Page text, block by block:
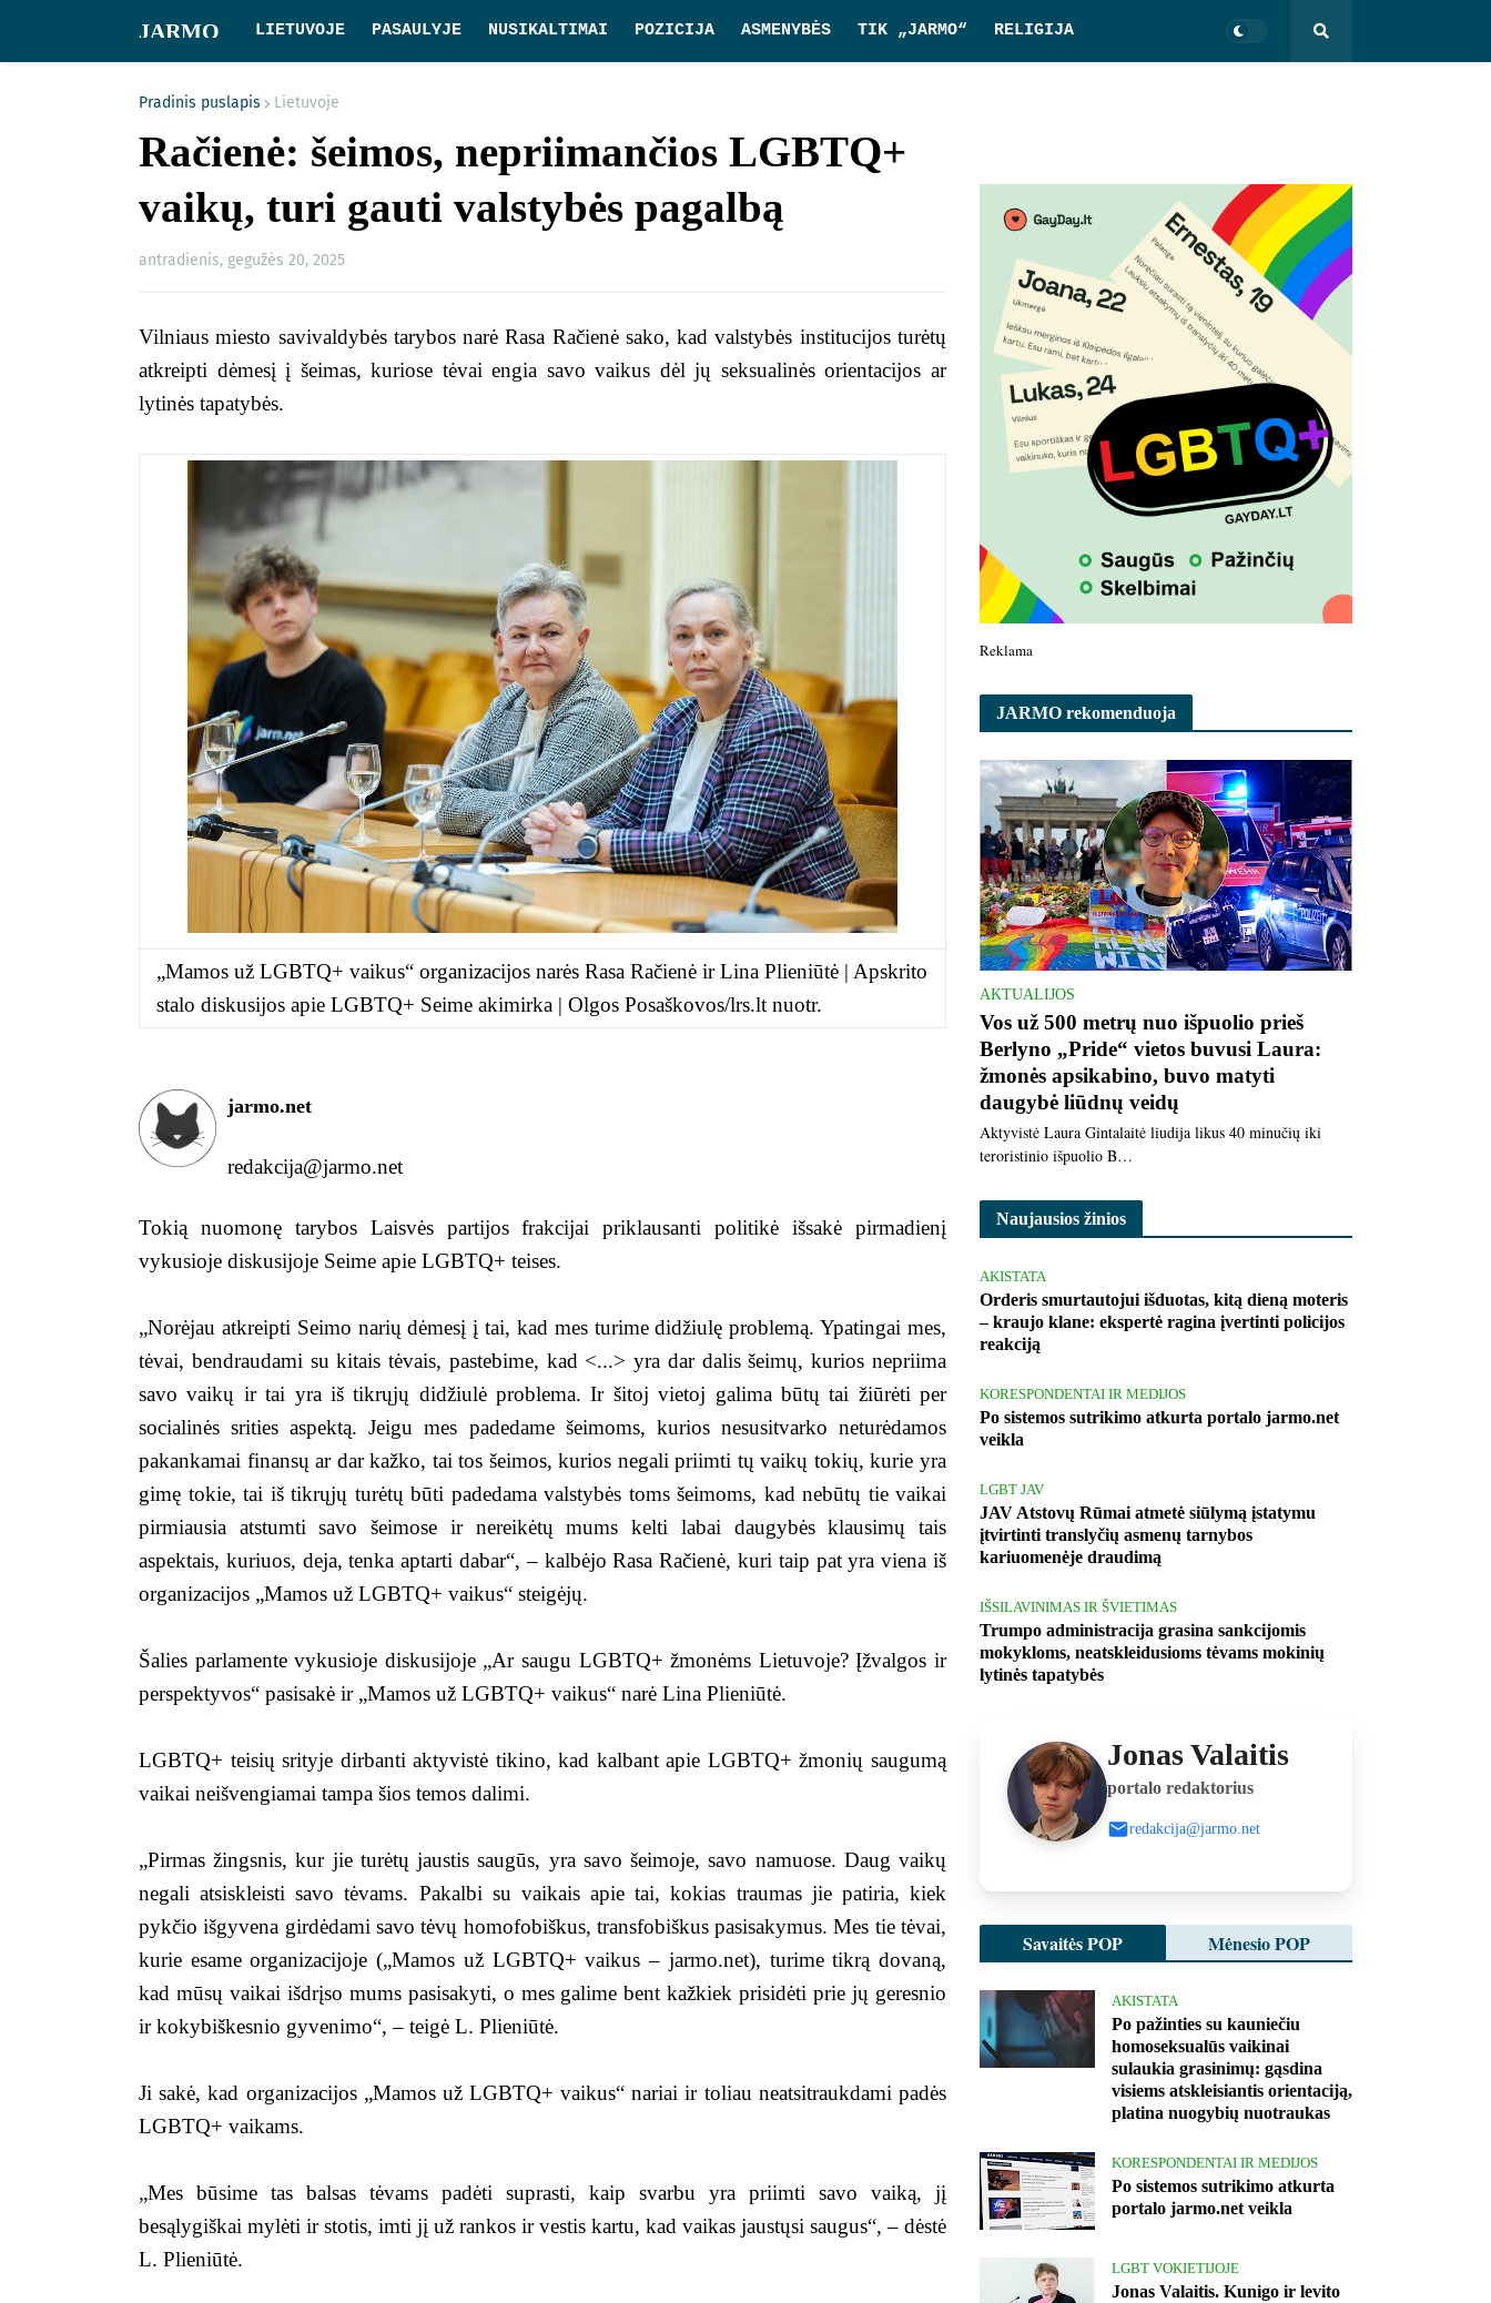
JARMO LIETUVOJE PASAULYJE NUSIKALTIMAI POZICIJA ASMENYBĖS TIK „JARMO“ RELIGIJA
Pradinis puslapis Lietuvoje
Račienė: šeimos, nepriimančios LGBTQ+
vaikų, turi gauti valstybės pagalbą
antradienis, gegužės 20, 2025
Vilniaus miesto savivaldybės tarybos narė Rasa Račienė sako, kad valstybės institucijos turėtų
atkreipti dėmesį į šeimas, kuriose tėvai engia savo vaikus dėl jų seksualinės orientacijos ar
lytinės tapatybės.
„Mamos už LGBTQ+ vaikus“ organizacijos narės Rasa Račienė ir Lina Plieniūtė | Apskrito
stalo diskusijos apie LGBTQ+ Seime akimirka | Olgos Posaškovos/lrs.lt nuotr.
jarmo.net
redakcija@jarmo.net
Tokią nuomonę tarybos Laisvės partijos frakcijai priklausanti politikė išsakė pirmadienį
vykusioje diskusijoje Seime apie LGBTQ+ teises.
„Norėjau atkreipti Seimo narių dėmesį į tai, kad mes turime didžiulę problemą. Ypatingai mes,
tėvai, bendraudami su kitais tėvais, pastebime, kad <...> yra dar dalis šeimų, kurios nepriima
savo vaikų ir tai yra iš tikrųjų didžiulė problema. Ir šitoj vietoj galima būtų tai žiūrėti per
socialinės srities aspektą. Jeigu mes padedame šeimoms, kurios nesusitvarko neturėdamos
pakankamai finansų ar dar kažko, tai tos šeimos, kurios negali priimti tų vaikų tokių, kurie yra
gimę tokie, tai iš tikrųjų turėtų būti padedama valstybės toms šeimoms, kad nebūtų tie vaikai
pirmiausia atstumti savo šeimose ir nereikėtų mums kelti labai daugybės klausimų tais
aspektais, kuriuos, deja, tenka aptarti dabar“, – kalbėjo Rasa Račienė, kuri taip pat yra viena iš
organizacijos „Mamos už LGBTQ+ vaikus“ steigėjų.
Šalies parlamente vykusioje diskusijoje „Ar saugu LGBTQ+ žmonėms Lietuvoje? Įžvalgos ir
perspektyvos“ pasisakė ir „Mamos už LGBTQ+ vaikus“ narė Lina Plieniūtė.
LGBTQ+ teisių srityje dirbanti aktyvistė tikino, kad kalbant apie LGBTQ+ žmonių saugumą
vaikai neišvengiamai tampa šios temos dalimi.
„Pirmas žingsnis, kur jie turėtų jaustis saugūs, yra savo šeimoje, savo namuose. Daug vaikų
negali atsiskleisti savo tėvams. Pakalbi su vaikais apie tai, kokias traumas jie patiria, kiek
pykčio išgyvena girdėdami savo tėvų homofobiškus, transfobiškus pasisakymus. Mes tie tėvai,
kurie esame organizacijoje („Mamos už LGBTQ+ vaikus – jarmo.net), turime tikrą dovaną,
kad mūsų vaikai išdrįso mums pasisakyti, o mes galime bent kažkiek prisidėti prie jų geresnio
ir kokybiškesnio gyvenimo“, – teigė L. Plieniūtė.
Ji sakė, kad organizacijos „Mamos už LGBTQ+ vaikus“ nariai ir toliau neatsitraukdami padės
LGBTQ+ vaikams.
„Mes būsime tas balsas tėvams padėti suprasti, kaip svarbu yra priimti savo vaiką, jį
besąlygiškai mylėti ir stotis, imti jį už rankos ir vestis kartu, kad vaikas jaustųsi saugus“, – dėstė
L. Plieniūtė.
Reklama
JARMO rekomenduoja
AKTUALIJOS
Vos už 500 metrų nuo išpuolio prieš
Berlyno „Pride“ vietos buvusi Laura:
žmonės apsikabino, buvo matyti
daugybė liūdnų veidų
Aktyvistė Laura Gintalaitė liudija likus 40 minučių iki
teroristinio išpuolio B…
Naujausios žinios
AKISTATA
Orderis smurtautojui išduotas, kitą dieną moteris
– kraujo klane: ekspertė ragina įvertinti policijos
reakciją
KORESPONDENTAI IR MEDIJOS
Po sistemos sutrikimo atkurta portalo jarmo.net
veikla
LGBT JAV
JAV Atstovų Rūmai atmetė siūlymą įstatymu
įtvirtinti translyčių asmenų tarnybos
kariuomenėje draudimą
IŠSILAVINIMAS IR ŠVIETIMAS
Trumpo administracija grasina sankcijomis
mokykloms, neatskleidusioms tėvams mokinių
lytinės tapatybės
Jonas Valaitis
portalo redaktorius
redakcija@jarmo.net
Savaitės POP Mėnesio POP
AKISTATA
Po pažinties su kauniečiu
homoseksualūs vaikinai
sulaukia grasinimų: gąsdina
visiems atskleisiantis orientaciją,
platina nuogybių nuotraukas
KORESPONDENTAI IR MEDIJOS
Po sistemos sutrikimo atkurta
portalo jarmo.net veikla
LGBT VOKIETIJOJE
Jonas Valaitis. Kunigo ir levito